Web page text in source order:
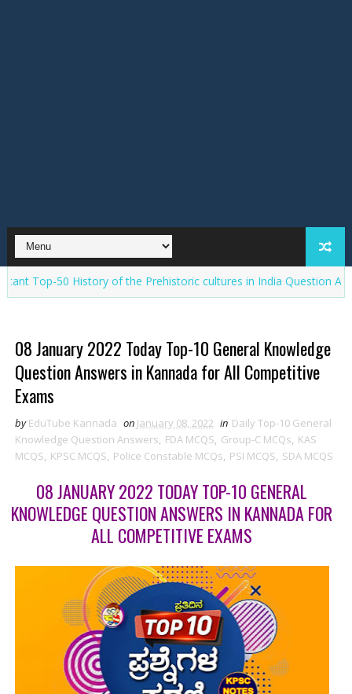
50 History of the Prehistoric cultures in India Question Answers
08 January 2022 Today Top-10 General Knowledge
Question Answers in Kannada for All Competitive
Exams
by EduTube Kannada on January 08, 2022 in Daily Top-10 General
Knowledge Question Answers, FDA MCQS, Group-C MCQs, KAS
MCQS, KPSC MCQS, Police Constable MCQs, PSI MCQS, SDA MCQS
08 JANUARY 2022 TODAY TOP-10 GENERAL
KNOWLEDGE QUESTION ANSWERS IN KANNADA FOR
ALL COMPETITIVE EXAMS